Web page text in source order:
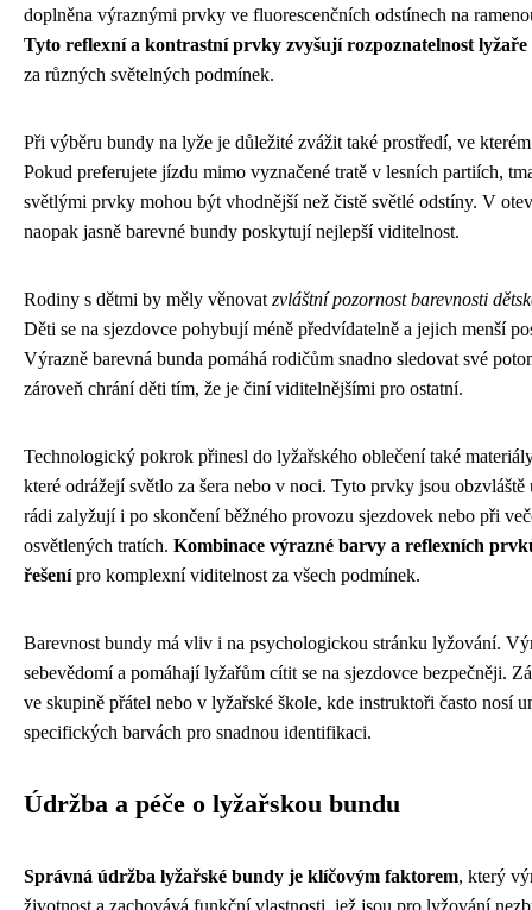
doplněna výraznými prvky ve fluorescenčních odstínech na
Tyto reflexní a kontrastní prvky zvyšují rozpoznatelnost lyžaře
za různých světelných podmínek.
Při výběru bundy na lyže je důležité zvážit také prostředí, ve
Pokud preferujete jízdu mimo vyznačené tratě v lesních partiích,
světlými prvky mohou být vhodnější než čistě světlé odstíny. V
naopak jasně barevné bundy poskytují nejlepší viditelnost.
Rodiny s dětmi by měly věnovat zvláštní pozornost barevnosti
Děti se na sjezdovce pohybují méně předvídatelně a jejich menší
Výrazně barevná bunda pomáhá rodičům snadno sledovat své
zároveň chrání děti tím, že je činí viditelnějšími pro ostatní.
Technologický pokrok přinesl do lyžařského oblečení také
které odrážejí světlo za šera nebo v noci. Tyto prvky jsou
rádi zalyžují i po skončení běžného provozu sjezdovek nebo při
osvětlených tratích. Kombinace výrazné barvy a reflexních
řešenípro komplexní viditelnost za všech podmínek.
Barevnost bundy má vliv i na psychologickou stránku lyžování.
sebevědomí a pomáhají lyžařům cítit se na sjezdovce bezpečněji.
ve skupině přátel nebo v lyžařské škole, kde instruktoři často nosí
specifických barvách pro snadnou identifikaci.
Údržba a péče o lyžařskou bundu
Správná údržba lyžařské bundy je klíčovým faktorem, který